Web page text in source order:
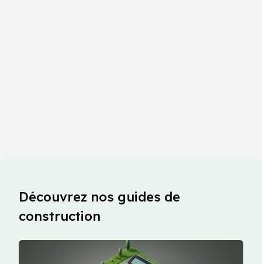
Découvrez nos guides de
construction